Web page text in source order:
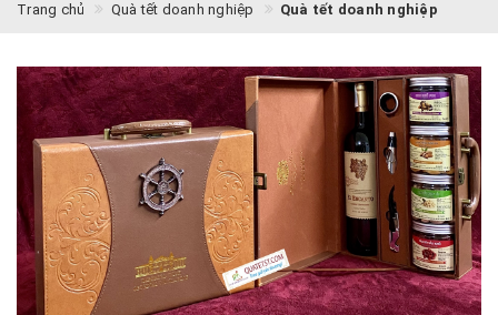
Trang chủ Quà tết doanh nghiệp Quà tết doanh nghiệp